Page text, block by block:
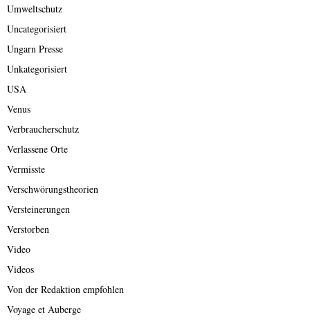
Umweltschutz
Uncategorisiert
Ungarn Presse
Unkategorisiert
USA
Venus
Verbraucherschutz
Verlassene Orte
Vermisste
Verschwörungstheorien
Versteinerungen
Verstorben
Video
Videos
Von der Redaktion empfohlen
Voyage et Auberge